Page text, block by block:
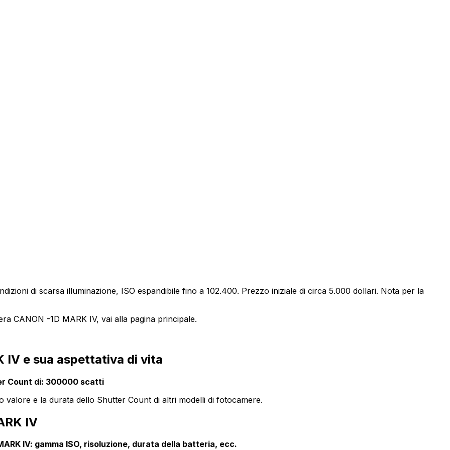
di scarsa illuminazione, ISO espandibile fino a 102.400. Prezzo iniziale di circa 5.000 dollari. Nota per la
CANON -1D MARK IV, vai alla pagina principale.
IV e sua aspettativa di vita
Count di: 300000 scatti
e la durata dello Shutter Count di altri modelli di fotocamere.
IV
IV: gamma ISO, risoluzione, durata della batteria, ecc.